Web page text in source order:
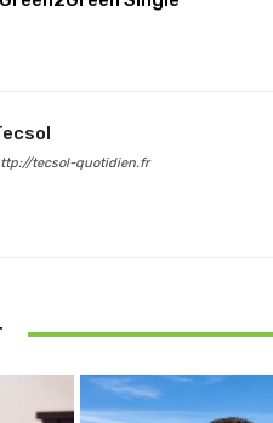
tecsol-quotidien.fr